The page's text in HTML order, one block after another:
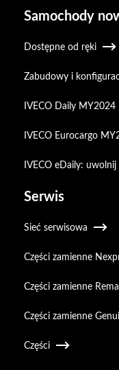
Samochody
Dostępne od ręki
Zabudowy i
IVECO Daily MY2024
IVECO Eurocargo
IVECO eDaily:
Serwis
Sieć serwisowa
Części zamienne
Części zamienne
Części zamienne
Części